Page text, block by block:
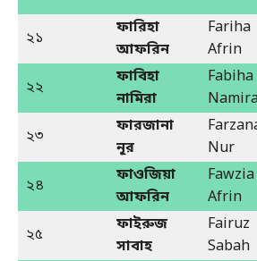
২১
ফারিহা
আফরিন
Fariha
Afrin
২২
ফাবিহা
নামিরা
Fabiha
২৩
ফারজানা
নূর
Nur
২৪
ফাওজিয়া
আফরিন
Fawzia
Afrin
২৫
ফাইরুজ
সাবাহ
Fairuz
Sabah